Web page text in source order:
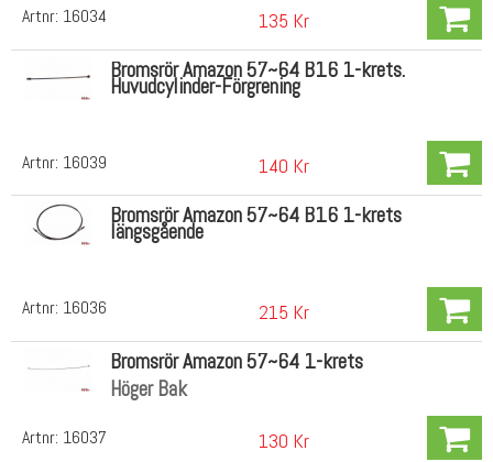
Artnr: 16034 135 Kr
Artnr: 16039
Bromsrör Amazon 57~64 B16 1-krets.
Huvudcylinder-Förgrening
140 Kr
Artnr: 16036
Bromsrör Amazon 57~64 B16 1-krets
längsgående
215 Kr
Artnr: 16037
Bromsrör Amazon 57~64 1-krets
Höger Bak
130 Kr